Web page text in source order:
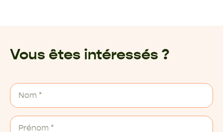
Vous êtes intéressés ?